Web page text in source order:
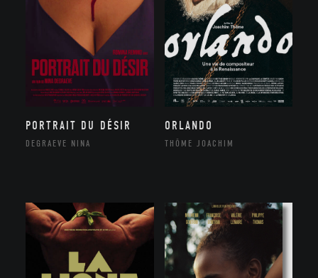
PORTRAIT DU DÉSIR
DEGRAEVE NINA
ORLANDO
THÔME JOACHIM